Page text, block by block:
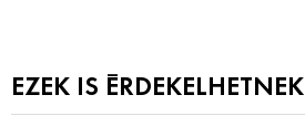
EZEK IS ÉRDEKELHETNEK